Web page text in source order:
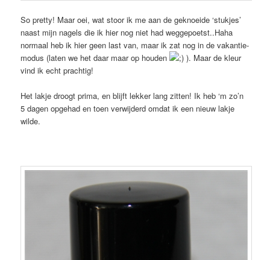
So pretty! Maar oei, wat stoor ik me aan de geknoeide ‘stukjes’
naast mijn nagels die ik hier nog niet had weggepoetst..Haha
normaal heb ik hier geen last van, maar ik zat nog in de vakantie-
modus (laten we het daar maar op houden
). Maar de kleur
vind ik echt prachtig!
Het lakje droogt prima, en blijft lekker lang zitten! Ik heb ‘m zo’n
5 dagen opgehad en toen verwijderd omdat ik een nieuw lakje
wilde.